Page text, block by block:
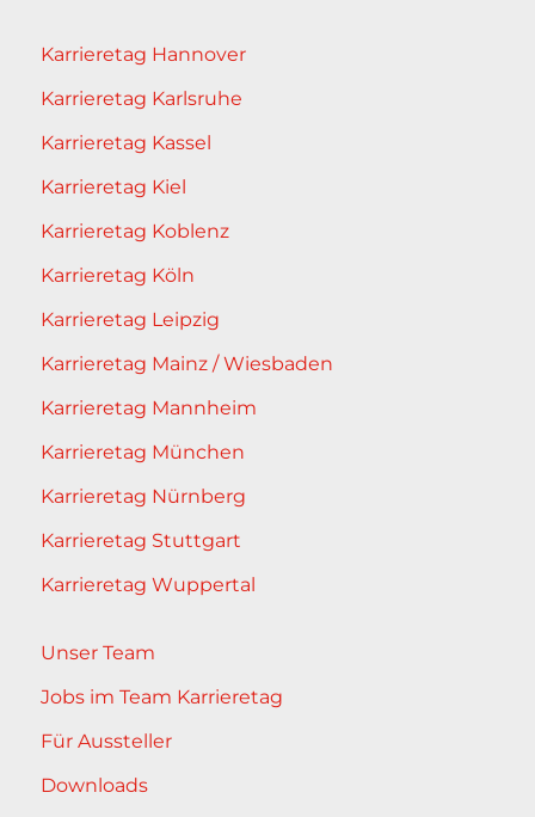
Karrieretag Hannover
Karrieretag Karlsruhe
Karrieretag Kassel
Karrieretag Kiel
Karrieretag Koblenz
Karrieretag Köln
Karrieretag Leipzig
Karrieretag Mainz / Wiesbaden
Karrieretag Mannheim
Karrieretag München
Karrieretag Nürnberg
Karrieretag Stuttgart
Karrieretag Wuppertal
Unser Team
Jobs im Team Karrieretag
Für Aussteller
Downloads